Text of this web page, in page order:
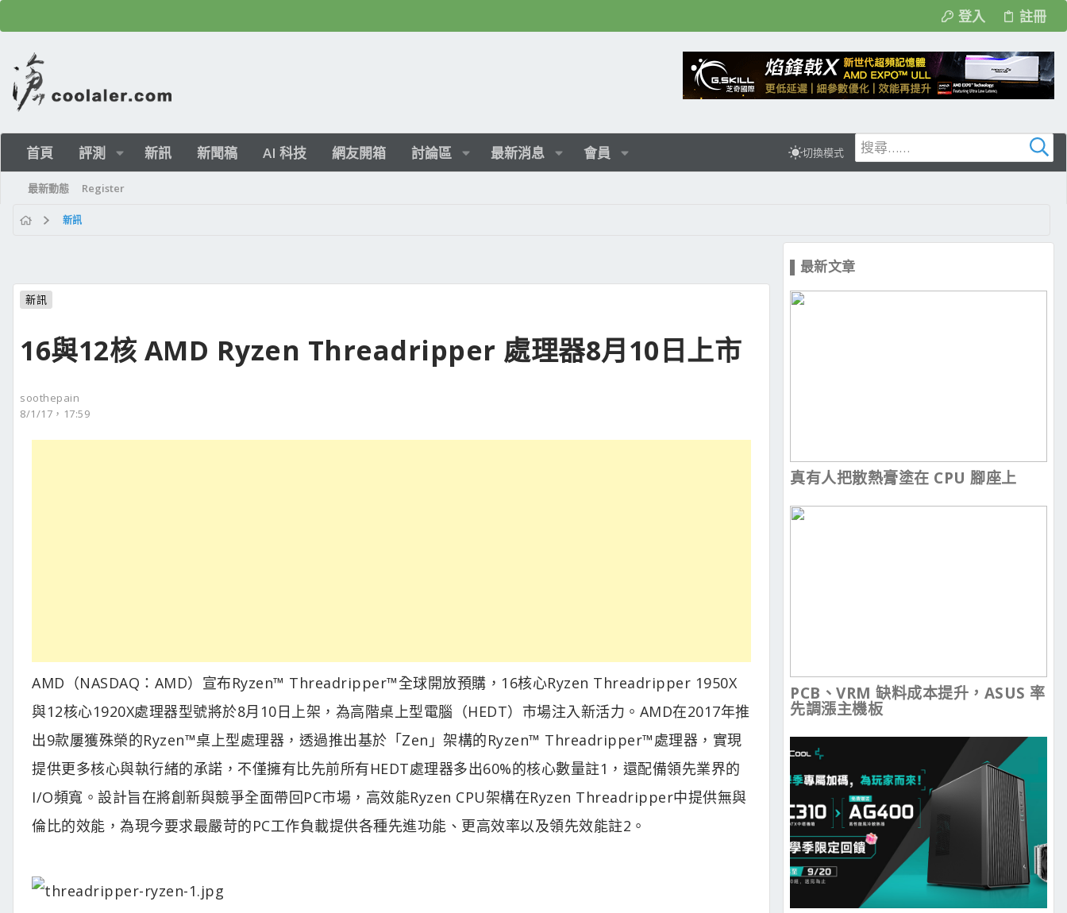
登入 註冊
首頁 評測 新訊 新聞稿 AI 科技 網友開箱 討論區 最新消息 會員 切換模式
最新動態 Register
新訊
新訊
16與12核 AMD Ryzen Threadripper 處理器8月10日上市
soothepain
8/1/17，17:59
AMD（NASDAQ：AMD）宣布Ryzen™ Threadripper™全球開放預購，16核心Ryzen Threadripper 1950X
與12核心1920X處理器型號將於8月10日上架，為高階桌上型電腦（HEDT）市場注入新活力。AMD在2017年推
出9款屢獲殊榮的Ryzen™桌上型處理器，透過推出基於「Zen」架構的Ryzen™ Threadripper™處理器，實現
提供更多核心與執行緒的承諾，不僅擁有比先前所有HEDT處理器多出60%的核心數量註1，還配備領先業界的
I/O頻寬。設計旨在將創新與競爭全面帶回PC市場，高效能Ryzen CPU架構在Ryzen Threadripper中提供無與
倫比的效能，為現今要求最嚴苛的PC工作負載提供各種先進功能、更高效率以及領先效能註2。
▌最新文章
真有人把散熱膏塗在 CPU 腳座上
PCB、VRM 缺料成本提升，ASUS 率
先調漲主機板